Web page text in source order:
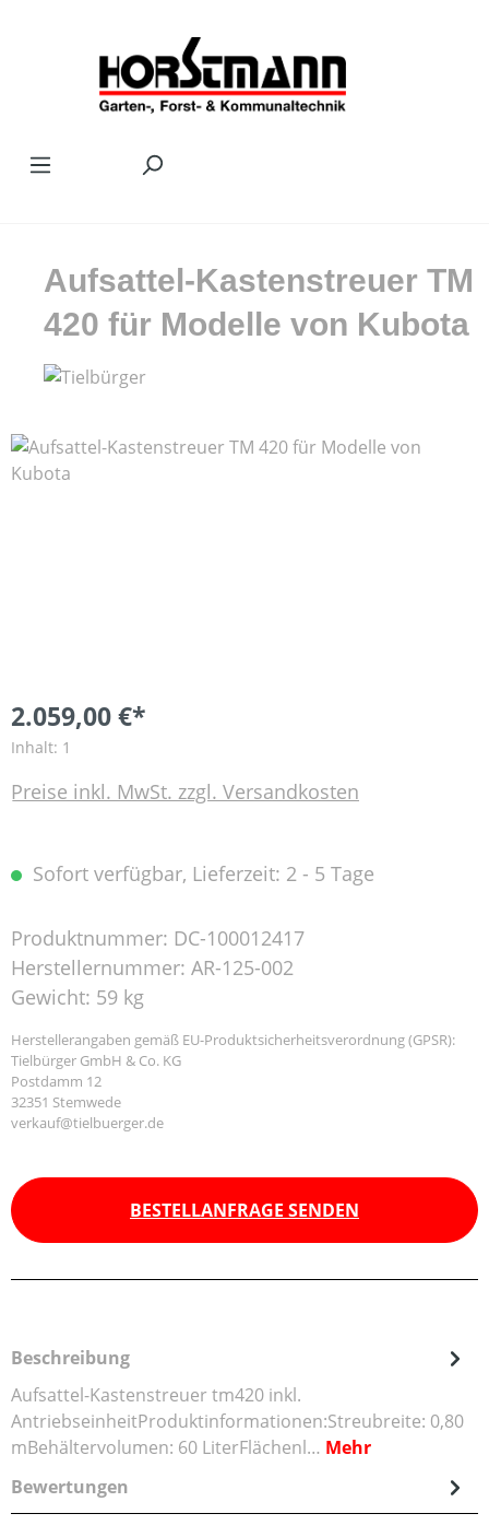
Aufsattel-Kastenstreuer TM
420 für Modelle von Kubota
Bildergalerie überspringen
2.059,00 €*
Inhalt: 1
Preise inkl. MwSt. zzgl. Versandkosten
Sofort verfügbar, Lieferzeit: 2 - 5 Tage
Produktnummer: DC-100012417
Herstellernummer: AR-125-002
Gewicht: 59 kg
Herstellerangaben gemäß EU-Produktsicherheitsverordnung (GPSR):
Tielbürger GmbH & Co. KG
Postdamm 12
32351 Stemwede
verkauf@tielbuerger.de
BESTELLANFRAGE SENDEN
Beschreibung
Aufsattel-Kastenstreuer tm420 inkl.
AntriebseinheitProduktinformationen:Streubreite: 0,80
mBehältervolumen: 60 LiterFlächenl… Mehr
Bewertungen